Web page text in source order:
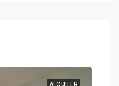
ALQUILER